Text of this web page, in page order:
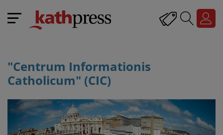
"Centrum Informationis
Catholicum" (CIC)